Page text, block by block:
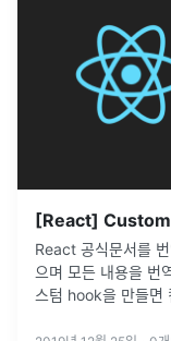
[React]
React 공식문서를
으며 모든 내용을 번역한 것은 아
스텀 hook을 만들면